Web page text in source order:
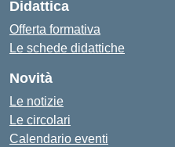
Didattica
Offerta formativa
Le schede didattiche
Novità
Le notizie
Le circolari
Calendario eventi